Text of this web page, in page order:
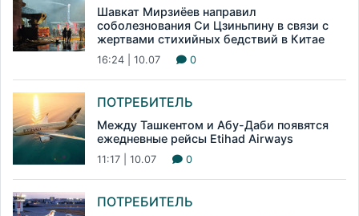
Шавкат Мирзиёев направил
соболезнования Си Цзиньпину в связи с
жертвами стихийных бедствий в Китае
16:24 | 10.07 0
ПОТРЕБИТЕЛЬ
Между Ташкентом и Абу-Даби появятся
ежедневные рейсы Etihad Airways
11:17 | 10.07 0
ПОТРЕБИТЕЛЬ